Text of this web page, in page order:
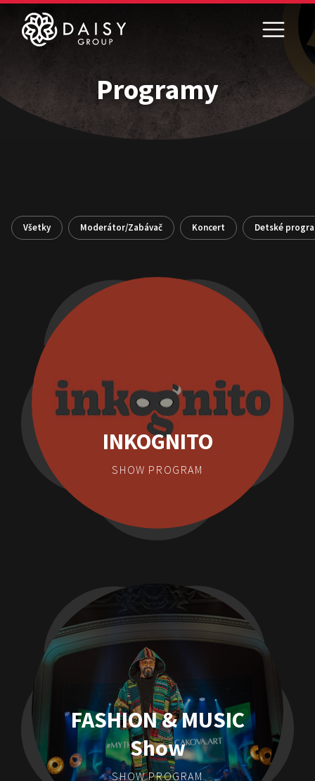
Programy
Všetky Moderátor/Zabávač Koncert Detské
INKOGNITO
SHOW PROGRAM
FASHION & MUSIC
Show
SHOW PROGRAM